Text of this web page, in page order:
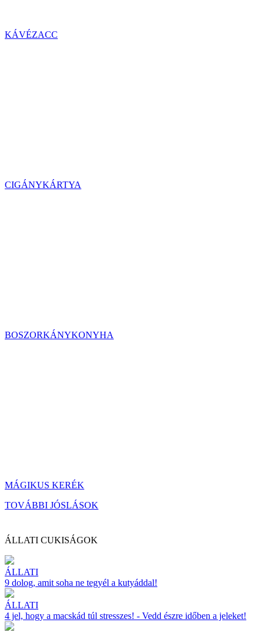
KÁVÉZACC
CIGÁNYKÁRTYA
BOSZORKÁNYKONYHA
MÁGIKUS KERÉK
TOVÁBBI JÓSLÁSOK
ÁLLATI CUKISÁGOK
ÁLLATI
9 dolog, amit soha ne tegyél a kutyáddal!
ÁLLATI
4 jel, hogy a macskád túl stresszes! - Vedd észre időben a jeleket!